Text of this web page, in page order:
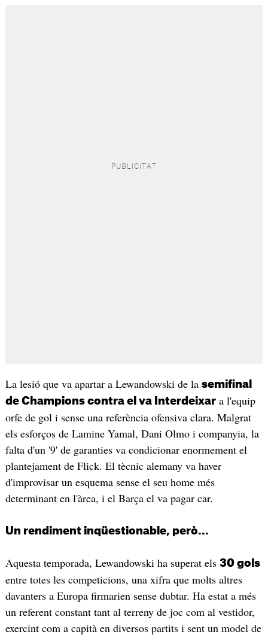
La lesió que va apartar a Lewandowski de la semifinal
de Champions contra el va Interdeixara l'equip
orfe de gol i sense una referència ofensiva clara. Malgrat
els esforços de Lamine Yamal, Dani Olmo i companyia, la
falta d'un '9' de garanties va condicionar enormement el
plantejament de Flick. El tècnic alemany va haver
d'improvisar un esquema sense el seu home més
determinant en l'àrea, i el Barça el va pagar car.
Un rendiment inqüestionable, però...
Aquesta temporada, Lewandowski ha superat els 30 gols
entre totes les competicions, una xifra que molts altres
davanters a Europa firmarien sense dubtar. Ha estat a més
un referent constant tant al terreny de joc com al vestidor,
exercint com a capità en diversos partits i sent un model de